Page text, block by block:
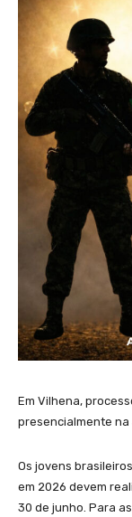
Em Vilhena,
presencialmente
Os jovens
em 2026 devem
30 de junho. Para